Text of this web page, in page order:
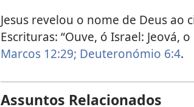
Jesus revelou o nome de Deus ao
Escrituras: “Ouve, ó Israel: Jeová,
Marcos 12:29; Deuteronómio 6:4.
Assuntos Relacionados